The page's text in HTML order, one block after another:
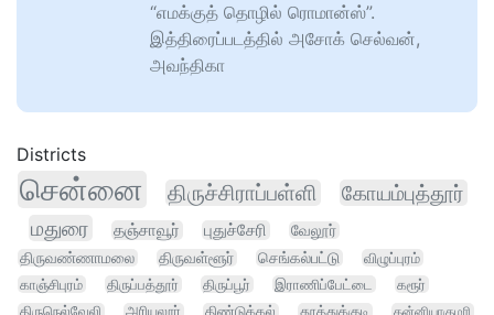
“எமக்குத் தொழில் ரொமான்ஸ்”.
இத்திரைப்படத்தில் அசோக் செல்வன்,
அவந்திகா
Districts
சென்னை திருச்சிராப்பள்ளி
கோயம்புத்தூர்
மதுரை
தஞ்சாவூர் புதுச்சேரி
வேலூர்
திருவண்ணாமலை
திருவள்ளூர் செங்கல்பட்டு
விழுப்புரம்
காஞ்சிபுரம்
திருப்பத்தூர் திருப்பூர் இராணிப்பேட்டை கரூர்
திருநெல்வேலி அரியலூர் திண்டுக்கல் தூத்துக்குடி
கன்னியாகுமரி